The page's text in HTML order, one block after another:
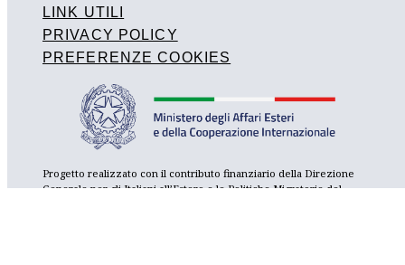
LINK UTILI
PRIVACY POLICY
PREFERENZE COOKIES
Progetto realizzato con il contributo finanziario della Direzione
Generale per gli Italiani all’Estero e le Politiche Migratorie del